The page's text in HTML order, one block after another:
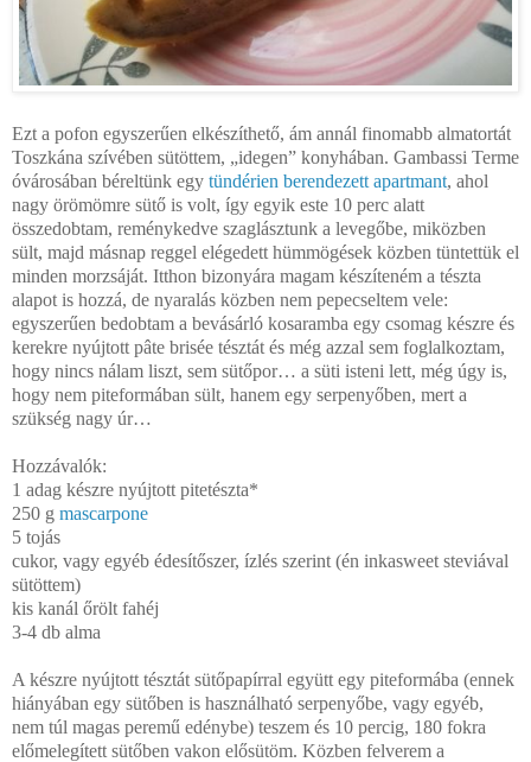
Ezt a pofon egyszerűen elkészíthető, ám annál finomabb almatortát
Toszkána szívében sütöttem, „idegen” konyhában. Gambassi Terme
óvárosában béreltünk egy tündérien berendezett apartmant, ahol
nagy örömömre sütő is volt, így egyik este 10 perc alatt
összedobtam, reménykedve szaglásztunk a levegőbe, miközben
sült, majd másnap reggel elégedett hümmögések közben tüntettük el
minden morzsáját. Itthon bizonyára magam készíteném a tészta
alapot is hozzá, de nyaralás közben nem pepecseltem vele:
egyszerűen bedobtam a bevásárló kosaramba egy csomag készre és
kerekre nyújtott pâte brisée tésztát és még azzal sem foglalkoztam,
hogy nincs nálam liszt, sem sütőpor… a süti isteni lett, még úgy is,
hogy nem piteformában sült, hanem egy serpenyőben, mert a
szükség nagy úr…
Hozzávalók:
1 adag készre nyújtott pitetészta*
250 g mascarpone
5 tojás
cukor, vagy egyéb édesítőszer, ízlés szerint (én inkasweet steviával
sütöttem)
kis kanál őrölt fahéj
3-4 db alma
A készre nyújtott tésztát sütőpapírral együtt egy piteformába (ennek
hiányában egy sütőben is használható serpenyőbe, vagy egyéb,
nem túl magas peremű edénybe) teszem és 10 percig, 180 fokra
előmelegített sütőben vakon elősütöm. Közben felverem a